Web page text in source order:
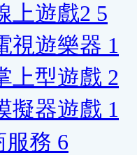
上遊戲2 5
視遊樂器 1
上型遊戲 2
擬器遊戲 1
服務 6